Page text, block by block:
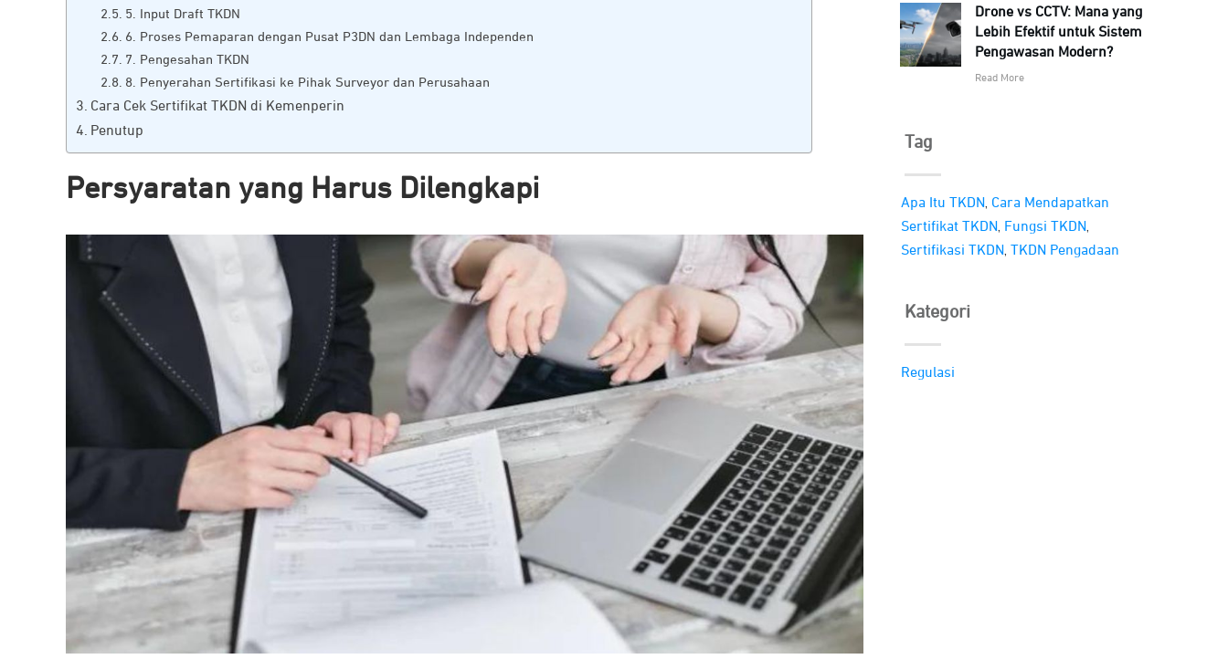
5. Input Draft TKDN
6. Proses Pemaparan dengan Pusat P3DN dan Lembaga Independen
7. Pengesahan TKDN
8. Penyerahan Sertifikasi ke Pihak Surveyor dan Perusahaan
Cara Cek Sertifikat TKDN di Kemenperin
Penutup
Persyaratan yang Harus Dilengkapi
Drone vs CCTV: Mana yang
Lebih Efektif untuk Sistem
Pengawasan Modern?
Read More
Tag
Apa Itu TKDN, Cara Mendapatkan
Sertifikat TKDN, Fungsi TKDN,
Sertifikasi TKDN, TKDN Pengadaan
Kategori
Regulasi